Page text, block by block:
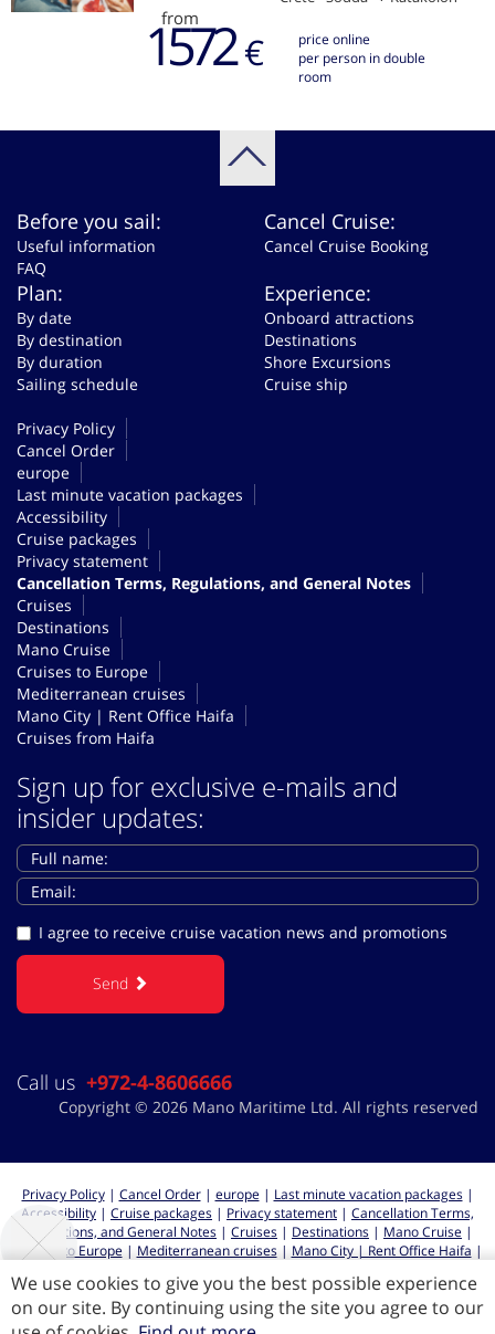
from
1572€
price online
per person in double
room
Before you sail:
Useful information
FAQ
Cancel Cruise:
Cancel Cruise Booking
Plan:
By date
By destination
By duration
Sailing schedule
Experience:
Onboard attractions
Destinations
Shore Excursions
Cruise ship
Privacy Policy
Cancel Order
europe
Last minute vacation packages
Accessibility
Cruise packages
Privacy statement
Cancellation Terms, Regulations, and General Notes
Cruises
Destinations
Mano Cruise
Cruises to Europe
Mediterranean cruises
Mano City | Rent Office Haifa
Cruises from Haifa
Sign up for exclusive e-mails and
insider updates:
I agree to receive cruise vacation news and promotions
Send
Call us +972-4-8606666
Copyright © 2026 Mano Maritime Ltd. All rights reserved
Privacy Policy | Cancel Order | europe | Last minute vacation packages |
Accessibility | Cruise packages | Privacy statement | Cancellation Terms,
Regulations, and General Notes | Cruises | Destinations | Mano Cruise |
Cruises to Europe | Mediterranean cruises | Mano City | Rent Office Haifa |
We use cookies to give you the best possible experience
on our site. By continuing using the site you agree to our